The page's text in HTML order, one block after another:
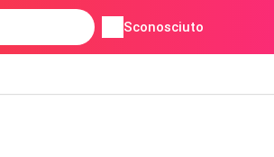
Sconosciuto